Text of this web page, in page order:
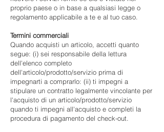
proprio paese o in base a qualsiasi legge o
regolamento applicabile a te e al tuo caso.
Termini commerciali
Quando acquisti un articolo, accetti quanto
segue: (i) sei responsabile della lettura
dell'elenco completo
dell'articolo/prodotto/servizio prima di
impegnarti a comprarlo: (ii) ti impegni a
stipulare un contratto legalmente vincolante per
l'acquisto di un articolo/prodotto/servizio
quando ti impegni all'acquisto e completi la
procedura di pagamento del check-out.